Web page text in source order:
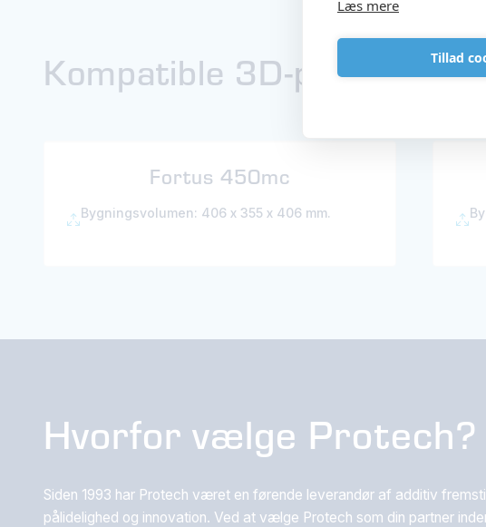
Læs mere
Tillad
Kompatible 3D-printere
Fortus 450mc
Bygningsvolumen: 406 x 355 x 406 mm.
Hvorfor vælge Protech?
Siden 1993 har Protech været en førende leverandør af additiv
pålidelighed og innovation. Ved at vælge Protech som din partner